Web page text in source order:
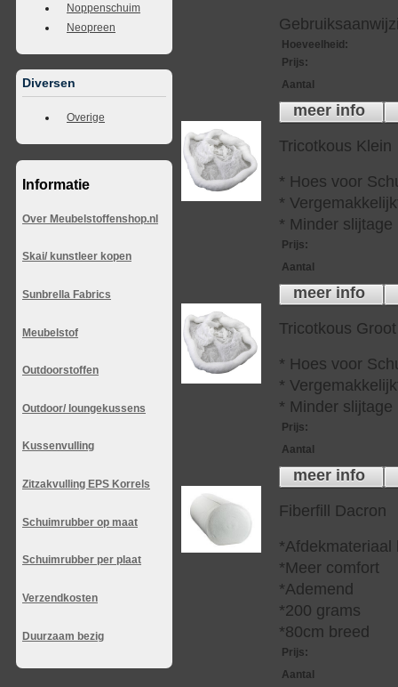
Noppenschuim
Neopreen
Diversen
Overige
Informatie
Over Meubelstoffenshop.nl
Skai/ kunstleer kopen
Sunbrella Fabrics
Meubelstof
Outdoorstoffen
Outdoor/ loungekussens
Kussenvulling
Zitzakvulling EPS Korrels
Schuimrubber op maat
Schuimrubber per plaat
Verzendkosten
Duurzaam bezig
Hoeveelheid :
Prijs:
Aantal
meer info
Tricotkous Klein
* Hoes voor
*
* Minder slijtage
Prijs:
Aantal
meer info
Tricotkous Groot
* Hoes voor
*
* Minder slijtage
Prijs:
Aantal
meer info
Fiberfill Dacron
*Afdekmateriaal
*Meer comfort
*Ademend
*200 grams
*80cm breed
Prijs:
Aantal